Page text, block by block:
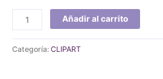
Añadir al carrito
Categoría: CLIPART